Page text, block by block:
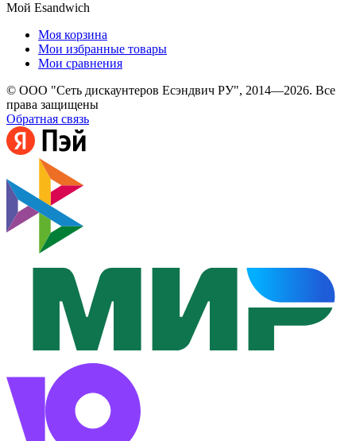
Мой Esandwich
Моя корзина
Мои избранные товары
Мои сравнения
© ООО "Сеть дискаунтеров Есэндвич РУ", 2014—2026. Все
права защищены
Обратная связь